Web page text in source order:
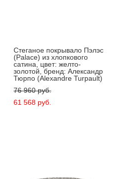
Стеганое покрывало Пэлэс
(Palace) из хлопкового
сатина, цвет: желто-
золотой, бренд: Александр
Тюрпо (Alexandre Turpault)
76 960 pуб.
61 568 pуб.